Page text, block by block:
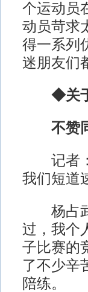
个运动员
动员苛求
得一系列
迷朋友们
◆关于
不赞同
记者：
我们短道
杨占武
过，我个
子比赛的
了不少辛
陪练。